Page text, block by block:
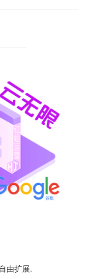
由扩展.